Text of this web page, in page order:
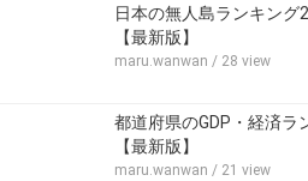
日本の無人島ランキング
【最新版】
maru.wanwan / 28 view
都道府県のGDP・経済ラ
【最新版】
maru.wanwan / 21 view